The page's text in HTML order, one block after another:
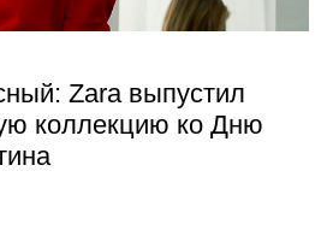
Zara выпустил
коллекцию ко Дню